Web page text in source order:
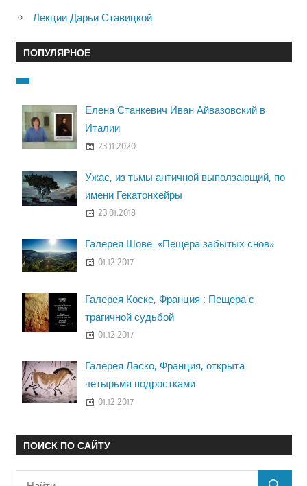
Лекции Дарьи Ставицкой
ПОПУЛЯРНОЕ
Елена Станкевич Иван Айвазовский в
Италии
23.11.2020
Ужас, из тьмы античной выползающий, по
имени Гекатонхейры
23.01.2018
Галерея Шове. «Пещера забытых снов»
01.12.2017
Галерея Коске, Франция : Пещера с
трагичной судьбой
01.12.2017
Галерея Ласко, Франция, открыта
четырьмя подростками
01.12.2017
ПОИСК ПО САЙТУ